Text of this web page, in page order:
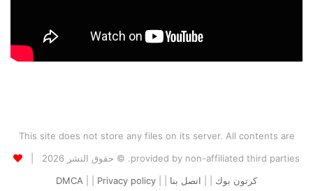
This site does not store any files on its server. All contents are
provided by non-affiliated third parties. © حقوق النشر 2026 |
كرتون بوك
اتصل بنا DMCA Privacy policy